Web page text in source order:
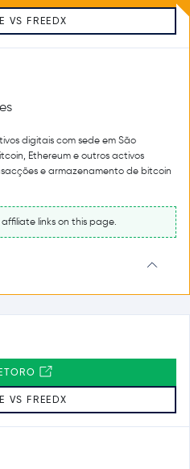
digitais com sede em São
Ethereum e outros activos
e armazenamento de bitcoin
links on this page.
VS FREEDX
VS FREEDX